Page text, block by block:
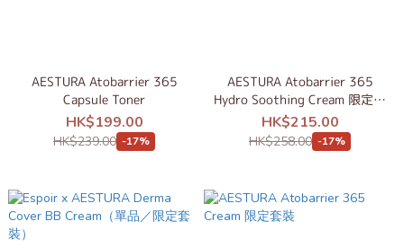
AESTURA Atobarrier 365
Capsule Toner
HK$199.00
HK$239.00 -17%
AESTURA Atobarrier 365
Hydro Soothing Cream 限定套
裝
HK$215.00
HK$258.00 -17%